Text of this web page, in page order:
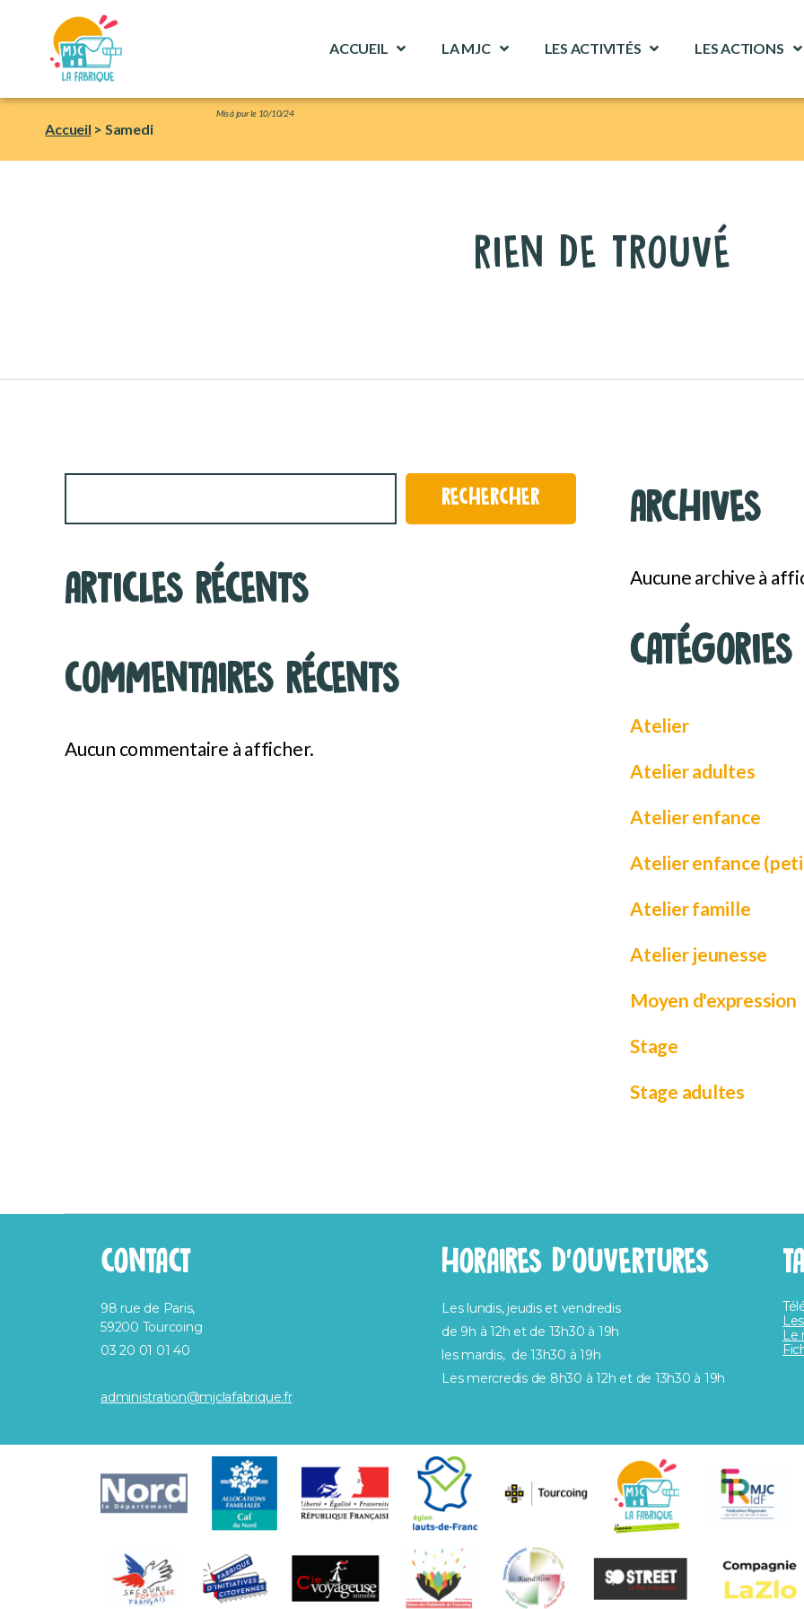
ACCUEIL LA MJC LES ACTIVITÉS LES ACTIONS
Accueil > Samedi
Misà jour le 10/10/24
RIEN DE TROUVÉ
RECHERCHER
ARTICLES RÉCENTS
COMMENTAIRES RÉCENTS
Aucun commentaire à afficher.
ARCHIVES
Aucune archive à
CATÉGORIES
Atelier
Atelier adultes
Atelier enfance
Atelier enfance
Atelier famille
Atelier jeunesse
Moyen d'expression
Stage
Stage adultes
CONTACT
98 rue de Paris,
59200 Tourcoing
03 20 01 01 40
administration@mjclafabrique.fr
HORAIRES D’OUVERTURES
Les lundis, jeudis et vendredis
de 9h à 12h et de 13h30 à 19h
les mardis, de 13h30 à 19h
Les mercredis de 8h30 à 12h et de 13h30 à 19h
Le